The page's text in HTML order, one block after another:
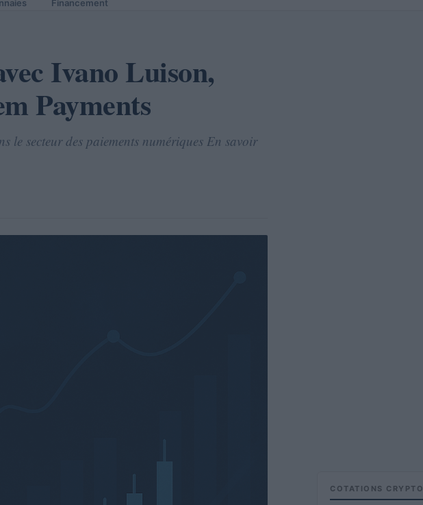
Financement
Ivano Luison,
Payments
le secteur des paiements numériques En savoir
COTATIONS CRYPTO